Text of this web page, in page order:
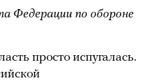
Федерации по обороне
просто испугалась.